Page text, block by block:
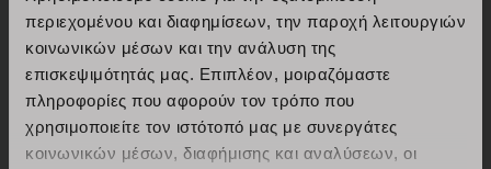
περιεχομένου και διαφημίσεων, την παροχή λειτουργιών
κοινωνικών μέσων και την ανάλυση της
επισκεψιμότητάς μας. Επιπλέον, μοιραζόμαστε
πληροφορίες που αφορούν τον τρόπο που
χρησιμοποιείτε τον ιστότοπό μας με συνεργάτες
κοινωνικών μέσων, διαφήμισης και αναλύσεων, οι